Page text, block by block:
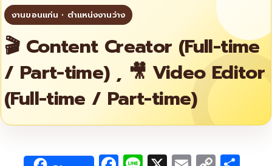
🎬 Content Creator (Full-time
/ Part-time) , 🎥 Video Editor
(Full-time / Part-time)